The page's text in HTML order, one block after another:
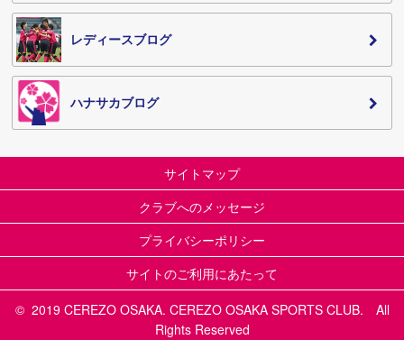
レディースブログ
ハナサカブログ
サイトマップ
クラブへのメッセージ
プライバシーポリシー
サイトのご利用にあたって
© 2019 CEREZO OSAKA. CEREZO OSAKA SPORTS CLUB. All
Rights Reserved